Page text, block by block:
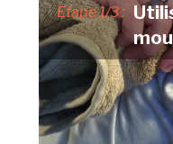
Etape 1/3 :